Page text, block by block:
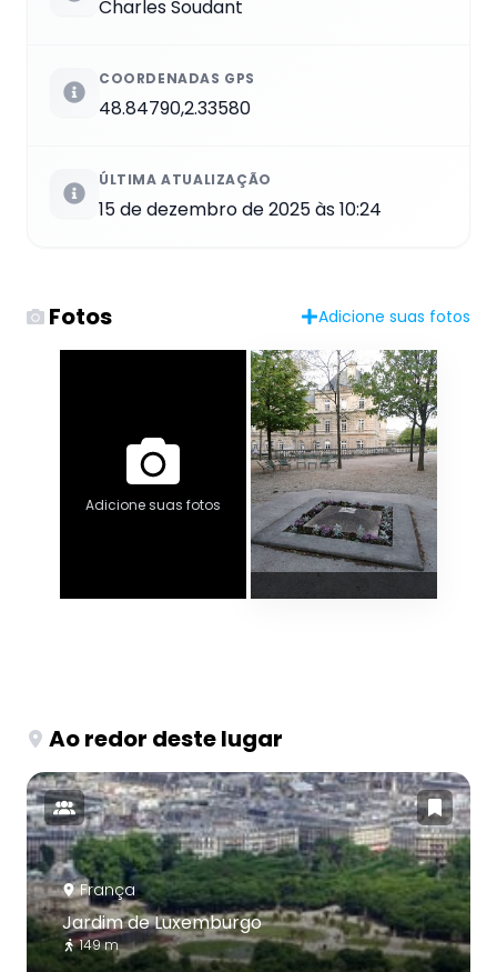
Charles Soudant
COORDENADAS GPS
48.84790,2.33580
ÚLTIMA ATUALIZAÇÃO
15 de dezembro de 2025 às 10:24
Fotos Adicione suas fotos
Adicione suas fotos
Ao redor deste lugar
França
Jardim de Luxemburgo
149 m